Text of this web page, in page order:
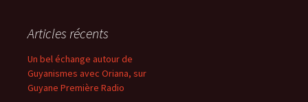
Articles récents
Un bel échange autour de
Guyanismes avec Oriana, sur
Guyane Première Radio